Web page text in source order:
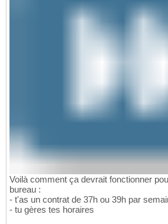
Voilà comment ça devrait fonctionner
bureau :
- t'as un contrat de 37h ou 39h par
- tu gères tes horaires